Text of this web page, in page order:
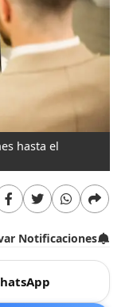
hasta el
Notificaciones